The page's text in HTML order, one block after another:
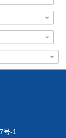
号-1